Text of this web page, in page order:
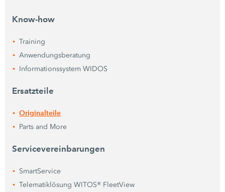
Know-how
Training
Anwendungsberatung
Informationssystem WIDOS
Ersatzteile
Originalteile
Parts and More
Servicevereinbarungen
SmartService
Telematiklösung WITOS® FleetView